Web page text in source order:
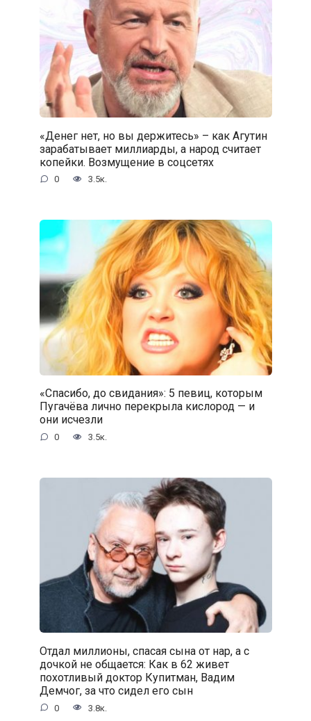
«Денег нет, но вы держитесь» – как Агутин
зарабатывает миллиарды, а народ считает
копейки. Возмущение в соцсетях
0 3.5к.
«Спасибо, до свидания»: 5 певиц, которым
Пугачёва лично перекрыла кислород — и
они исчезли
0 3.5к.
Отдал миллионы, спасая сына от нар, а с
дочкой не общается: Как в 62 живет
похотливый доктор Купитман, Вадим
Демчог, за что сидел его сын
0 3.8к.